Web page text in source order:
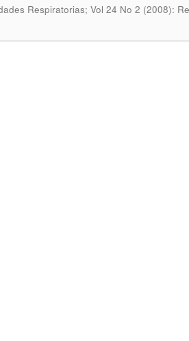
Respiratorias; Vol 24 No 2 (2008):